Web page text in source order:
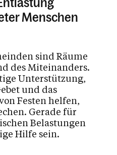
Menschen
sind Räume
des Miteinanders.
Unterstützung,
und das
Festen helfen,
Gerade für
Belastungen
Hilfe sein.